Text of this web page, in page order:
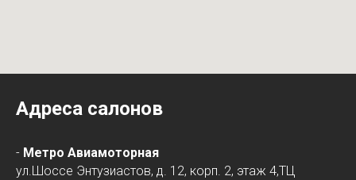
Адреса салонов
- Метро Авиамоторная
ул.Шоссе Энтузиастов, д. 12, корп. 2, этаж 4,ТЦ